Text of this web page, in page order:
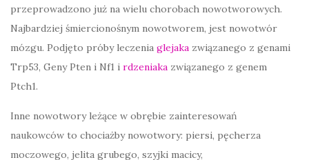
przeprowadzono już na wielu chorobach nowotworowych.
Najbardziej śmiercionośnym nowotworem, jest nowotwór
mózgu. Podjęto próby leczenia glejaka związanego z genami
Trp53, Geny Pten i Nf1 i rdzeniaka związanego z genem
Ptch1.
Inne nowotwory leżące w obrębie zainteresowań
naukowców to chociażby nowotwory: piersi, pęcherza
moczowego, jelita grubego, szyjki macicy,